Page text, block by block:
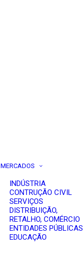
MERCADOS
INDÚSTRIA
CONTRUÇÃO CIVIL
SERVIÇOS
DISTRIBUIÇÃO,
RETALHO, COMÉRCIO
ENTIDADES PÚBLICAS
EDUCAÇÃO